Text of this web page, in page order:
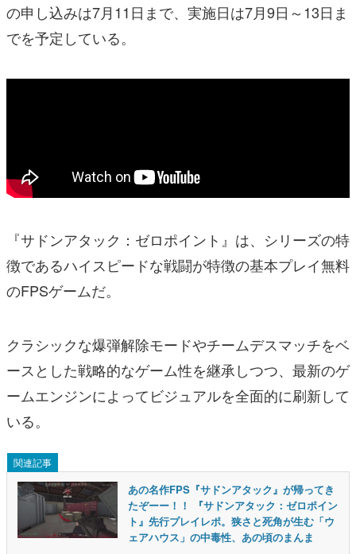
の申し込みは7月11日まで、実施日は7月9日～13日ま
でを予定している。
『サドンアタック：ゼロポイント』は、シリーズの特
徴であるハイスピードな戦闘が特徴の基本プレイ無料
のFPSゲームだ。
クラシックな爆弾解除モードやチームデスマッチをベ
ースとした戦略的なゲーム性を継承しつつ、最新のゲ
ームエンジンによってビジュアルを全面的に刷新して
いる。
関連記事
あの名作FPS『サドンアタック』が帰ってき
たぞーー！！ 『サドンアタック：ゼロポイン
ト』先行プレイレポ。狭さと死角が生む「ウ
ェアハウス」の中毒性、あの頃のまんま